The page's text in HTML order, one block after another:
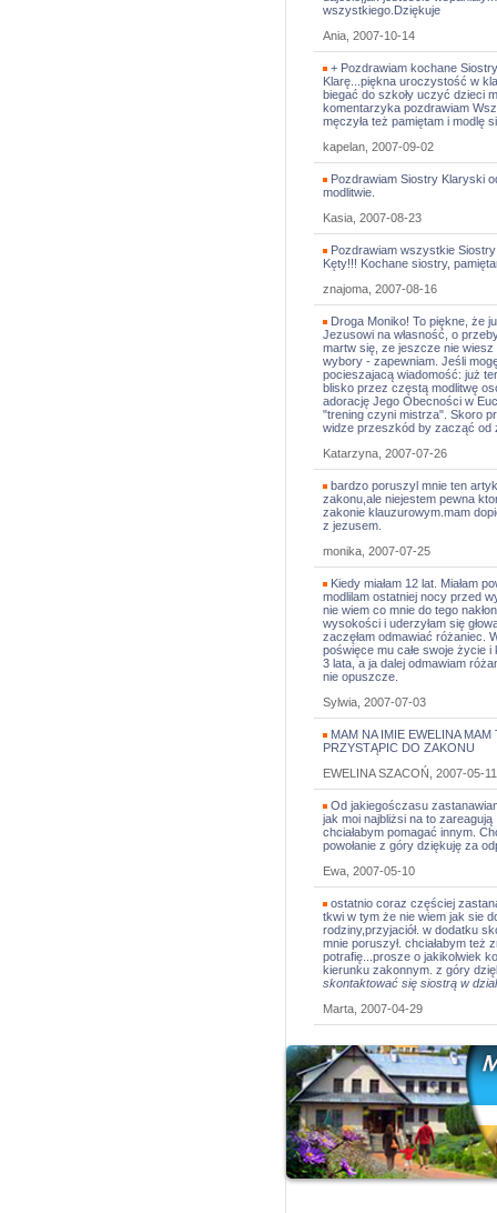
wszystkiego.Dziękuje
Ania, 2007-10-14
+ Pozdrawiam kochane
Klarę...piękna uroczystość w
biegać do szkoły uczyć dzieci
komentarzyka pozdrawiam
męczyła też pamiętam i modlę
kapelan, 2007-09-02
Pozdrawiam Siostry Klaryski
modlitwie.
Kasia, 2007-08-23
Pozdrawiam wszystkie
Kęty!!! Kochane siostry,
znajoma, 2007-08-16
Droga Moniko! To piękne, że
Jezusowi na własność, o
martw się, ze jeszcze nie
wybory - zapewniam. Jeśli
pocieszajacą wiadomość: już
blisko przez częstą modlitwę
adorację Jego Obecności w
"trening czyni mistrza". Skoro
widze przeszkód by zacząć od
Katarzyna, 2007-07-26
bardzo poruszyl mnie ten
zakonu,ale niejestem pewna
zakonie klauzurowym.mam
z jezusem.
monika, 2007-07-25
Kiedy miałam 12 lat. Miałam
modlilam ostatniej nocy przed
nie wiem co mnie do tego
wysokości i uderzyłam się
zaczęłam odmawiać różaniec.
poświęce mu całe swoje życie i
3 lata, a ja dalej odmawiam
nie opuszcze.
Sylwia, 2007-07-03
MAM NA IMIE EWELINA
PRZYSTĄPIC DO ZAKONU
EWELINA SZACOŃ, 2007-05-11
Od jakiegośczasu
jak moi najbliżsi na to
chciałabym pomagać innym.
powołanie z góry dziękuję za
Ewa, 2007-05-10
ostatnio coraz częściej
tkwi w tym że nie wiem jak sie
rodziny,przyjaciół. w dodatku
mnie poruszył. chciałabym też
potrafię...prosze o jakikolwiek
kierunku zakonnym. z góry
skontaktować się siostrą w
Marta, 2007-04-29